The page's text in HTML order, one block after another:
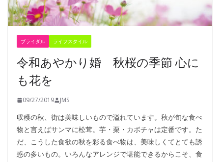
ブライダル ライフスタイル
令和あやかり婚 秋桜の季節 心に
も花を
09/27/2019 JMS
収穫の秋、街は美味しいもので溢れています。秋が旬な食べ
物と言えばサンマに松茸。芋・栗・カボチャは定番です。た
だ、こうした食欲の秋を彩る食べ物は、美味しくてとても誘
惑の多いもの。いろんなアレンジで堪能できるからこそ、食